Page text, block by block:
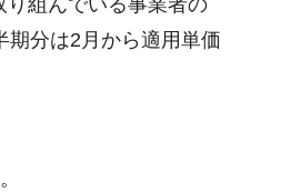
組んでいる事業者の
期分は2月から適用単価